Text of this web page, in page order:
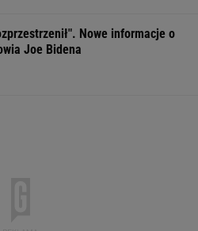
Nowe informacje o
Joe Bidena